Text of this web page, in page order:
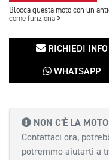
Blocca questa moto con un
come funziona
RICHIEDI INFO
WHATSAPP
NON C'È LA
Contattaci ora,
potremmo aiutarti a